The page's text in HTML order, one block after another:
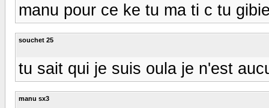
manu pour ce ke tu ma ti c tu
souchet 25
tu sait qui je suis oula je n'est
manu sx3